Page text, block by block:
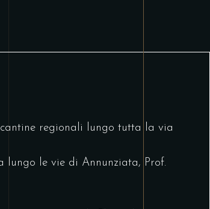
regionali lungo tutta la via
lungo le vie di Annunziata, Prof.